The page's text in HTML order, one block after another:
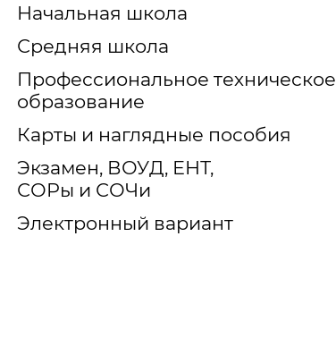
Начальная школа
Средняя школа
Профессиональное техническое
образование
Карты и наглядные пособия
Экзамен, ВОУД, ЕНТ,
СОРы и СОЧи
Электронный вариант